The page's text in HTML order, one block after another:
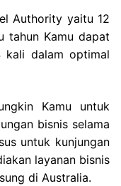
Authority yaitu 12
tahun Kamu dapat
kali dalam optimal
Kamu untuk
bisnis selama
untuk kunjungan
layanan bisnis
di Australia.